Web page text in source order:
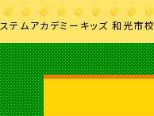
ステムアカデミーキッズ 和光市校